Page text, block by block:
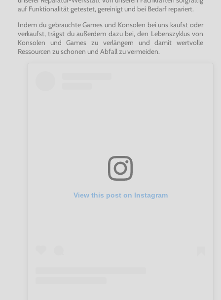
auf Funktionalität getestet, gereinigt und bei Bedarf repariert.
Indem du gebrauchte Games und Konsolen bei uns kaufst oder
verkaufst, trägst du außerdem dazu bei, den Lebenszyklus von
Konsolen und Games zu verlängern und damit wertvolle
Ressourcen zu schonen und Abfall zu vermeiden.
View this post on Instagram